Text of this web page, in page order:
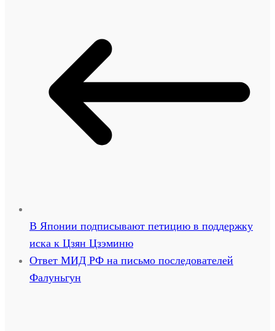
В Японии подписывают петицию в поддержку
иска к Цзян Цзэминю
Ответ МИД РФ на письмо последователей
Фалуньгун